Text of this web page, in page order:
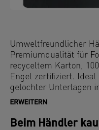
Umweltfreundlicher
Premiumqualität für
recyceltem Karton,
Engel zertifiziert.
gelochter Unterlagen
Hängeschienen, die
Organisation und
ERWEITERN
Beim Händler